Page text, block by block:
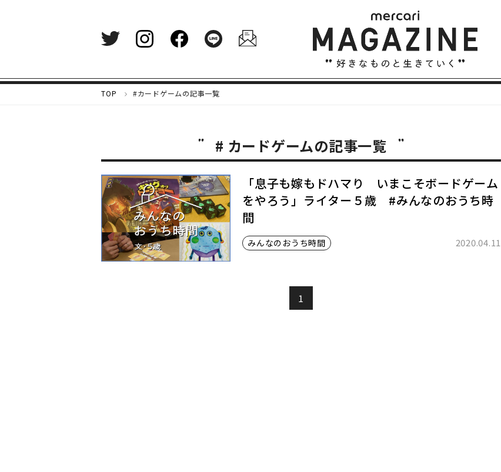
TOP
メ
ン
好
き
な
も
の
#カードゲームの記事一覧
# カードゲームの記事一覧
「息子も嫁もドハマり いまこそボードゲーム
をやろう」ライター５歳 #みんなのおうち時
間
みんなのおうち時間 2020.04.11
1